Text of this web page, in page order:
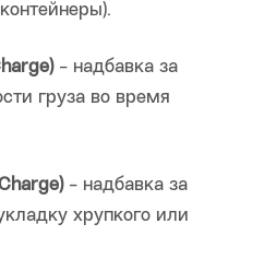
- надбавка за
груза во время
- надбавка за
хрупкого или